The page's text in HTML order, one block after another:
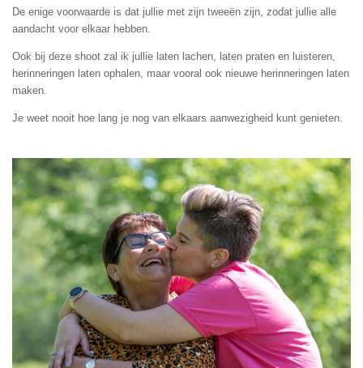
De enige voorwaarde is dat jullie met zijn tweeën zijn, zodat jullie alle
aandacht voor elkaar hebben.
Ook bij deze shoot zal ik jullie laten lachen, laten praten en luisteren,
herinneringen laten ophalen, maar vooral ook nieuwe herinneringen laten
maken.
Je weet nooit hoe lang je nog van elkaars aanwezigheid kunt genieten.